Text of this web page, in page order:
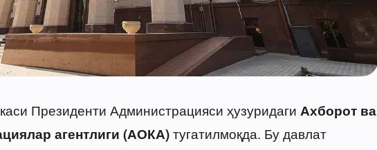
Президенти Администрацияси ҳузуридаги Ахборот ва
агентлиги (АОКА)тугатилмоқда. Бу давлат